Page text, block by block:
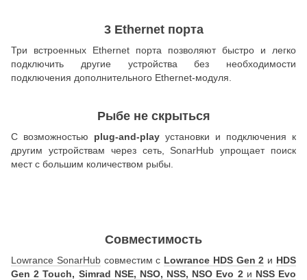
3 Ethernet порта
Три встроенных Ethernet порта позволяют быстро и легко
подключить другие устройства без необходимости
подключения дополнительного Ethernet-модуля.
Рыбе не скрыться
С возможностью plug-and-play установки и подключения к
другим устройствам через сеть, SonarHub упрощает поиск
мест с большим количеством рыбы.
Совместимость
Lowrance SonarHubсовместим с Lowrance HDS Gen 2 и HDS
Gen 2 Touch, Simrad NSE, NSO, NSS, NSO Evo 2 и NSS Evo